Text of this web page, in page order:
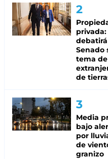
Senado
tema
de
Media
bajo
por
de
granizo